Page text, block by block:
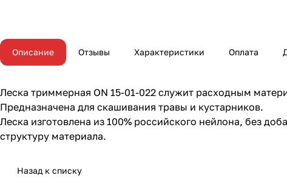
Описание Отзывы Характеристики Оплата
Леска триммерная ON 15-01-022 служит расходным
Предназначена для скашивания травы и кустарников.
Леска изготовлена из 100% российского нейлона, без
структуру материала.
Назад к списку